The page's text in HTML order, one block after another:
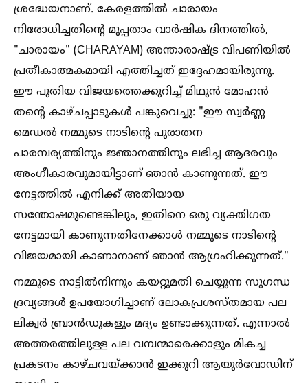
ശ്രദ്ധേയനാണ്. കേരളത്തില്‍ ചാരായം
നിരോധിച്ചതിന്റെ മുപ്പതാം വാർഷിക ദിനത്തില്‍,
"ചാരായം" (CHARAYAM) അന്താരാഷ്ട്ര വിപണിയില്‍
പ്രതീകാത്മകമായി എത്തിച്ചത് ഇദ്ദേഹമായിരുന്നു.
ഈ പുതിയ വിജയത്തെക്കുറിച്ച്‌ മിഥുൻ മോഹൻ
തന്റെ കാഴ്ചപ്പാടുകള്‍ പങ്കുവെച്ചു: "ഈ സ്വർണ്ണ
മെഡല്‍ നമ്മുടെ നാടിന്റെ പുരാതന
പാരമ്പര്യത്തിനും ജ്ഞാനത്തിനും ലഭിച്ച ആദരവും
അംഗീകാരവുമായിട്ടാണ് ഞാൻ കാണുന്നത്. ഈ
നേട്ടത്തില്‍ എനിക്ക് അതിയായ
സന്തോഷമുണ്ടെങ്കിലും, ഇതിനെ ഒരു വ്യക്തിഗത
നേട്ടമായി കാണുന്നതിനേക്കാള്‍ നമ്മുടെ നാടിൻ്റെ
വിജയമായി കാണാനാണ് ഞാൻ ആഗ്രഹിക്കുന്നത്."
നമ്മുടെ നാട്ടില്‍നിന്നും കയറ്റുമതി ചെയ്യുന്ന സുഗന്ധ
ദ്രവ്യങ്ങള്‍ ഉപയോഗിച്ചാണ് ലോകപ്രശസ്തമായ പല
ലിക്വർ ബ്രാൻഡുകളും മദ്യം ഉണ്ടാക്കുന്നത്. എന്നാല്‍
അത്തരത്തിലുള്ള പല വമ്പന്മാരെക്കാളും മികച്ച
പ്രകടനം കാഴ്ചവയ്ക്കാൻ ഇക്കുറി ആയുർവോഡിന്